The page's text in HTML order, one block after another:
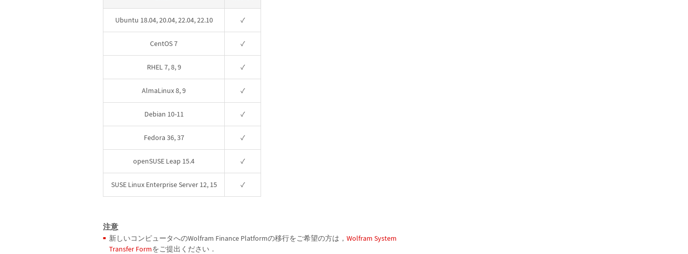
Ubuntu 18.04, 20.04, 22.04, 22.10 ✓
CentOS 7 ✓
RHEL 7, 8, 9 ✓
AlmaLinux 8, 9 ✓
Debian 10-11 ✓
Fedora 36, 37 ✓
openSUSE Leap 15.4 ✓
SUSE Linux Enterprise Server 12, 15 ✓
注意
新しいコンピュータへのWolfram Finance Platformの移行をご希望の方は， Wolfram System
Transfer Formをご提出ください．